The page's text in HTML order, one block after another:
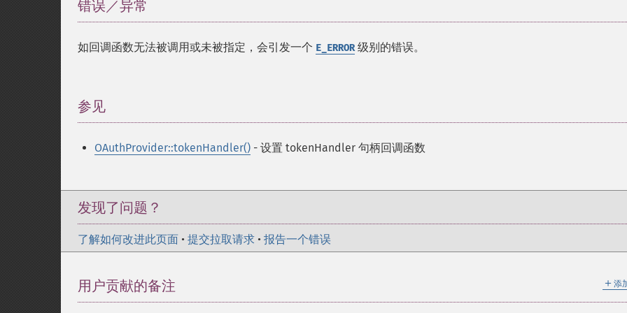
错误／异常
如回调函数无法被调用或未被指定，会引发一个 E_ERROR级别的错误。
参见
OAuthProvider::tokenHandler() - 设置 tokenHandler 句柄回调函数
发现了问题？
了解如何改进此页面 • 提交拉取请求 • 报告一个错误
＋ 添
用户贡献的备注